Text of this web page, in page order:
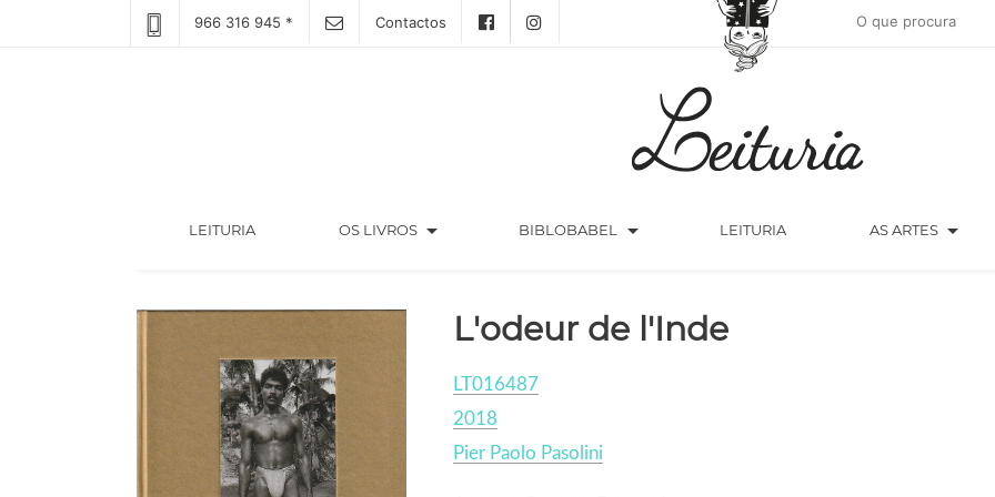
966 316 945 * Contactos
LEITURIA(CURRENT) OS LIVROS arrow_drop_down BIBLOBABEL arrow_drop_down LEITURIA AS ARTES arrow_drop_down
L'odeur de l'Inde
LT016487
2018
Pier Paolo Pasolini